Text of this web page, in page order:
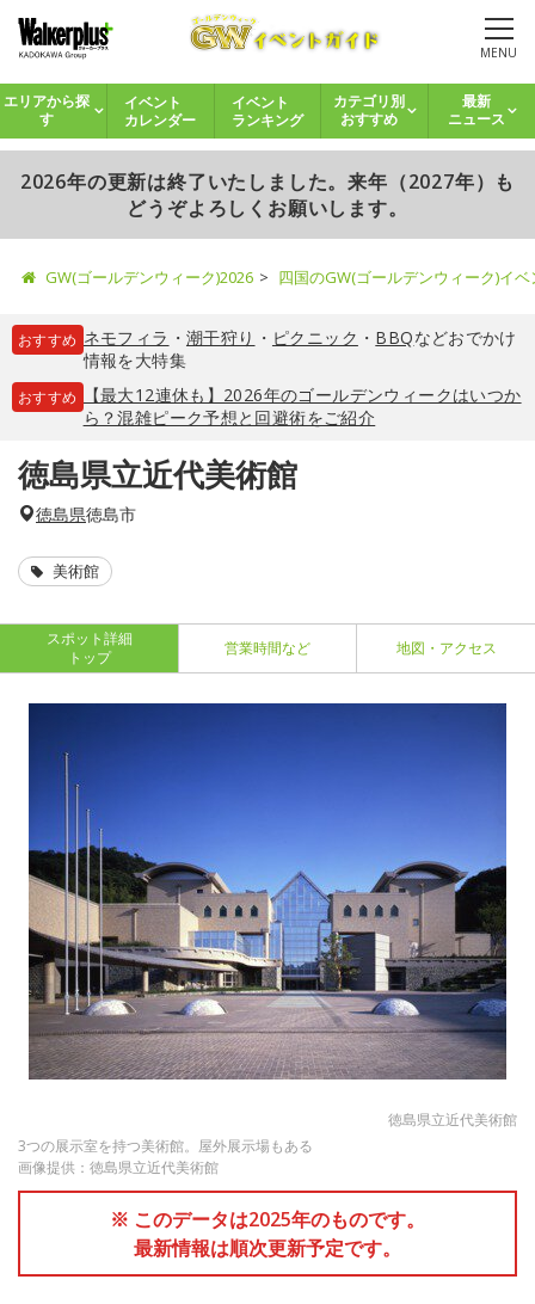
MENU
エリアから探
す
イベント
カレンダー
イベント
ランキング
カテゴリ別
おすすめ
最新
ニュース
2026年の更新は終了いたしました。来年（2027年）も
どうぞよろしくお願いします。
GW(ゴールデンウィーク)2026 四国のGW(ゴールデンウィーク)イ
おすすめ ネモフィラ ・ 潮干狩り ・ ピクニック ・ BBQなどおでかけ
情報を大特集
おすすめ
【最大12連休も】2026年のゴールデンウィークはいつか
ら？混雑ピーク予想と回避術をご紹介
徳島県立近代美術館
徳島県徳島市
美術館
スポット詳細
トップ
営業時間など 地図・アクセス
徳島県立近代美術館
3つの展示室を持つ美術館。屋外展示場もある
画像提供：徳島県立近代美術館
※ このデータは2025年のものです。
最新情報は順次更新予定です。